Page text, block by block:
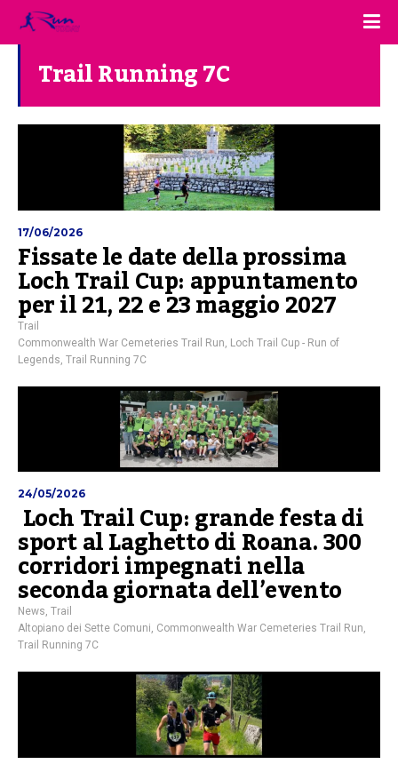
Trail Running 7C
17/06/2026
Fissate le date della prossima
Loch Trail Cup: appuntamento
per il 21, 22 e 23 maggio 2027
Trail
Commonwealth War Cemeteries Trail Run Loch Trail Cup - Run of
Legends Trail Running 7C
24/05/2026
Loch Trail Cup: grande festa di
sport al Laghetto di Roana. 300
corridori impegnati nella
seconda giornata dell’evento
News, Trail
Altopiano dei Sette Comuni, Commonwealth War Cemeteries Trail Run,
Trail Running 7C